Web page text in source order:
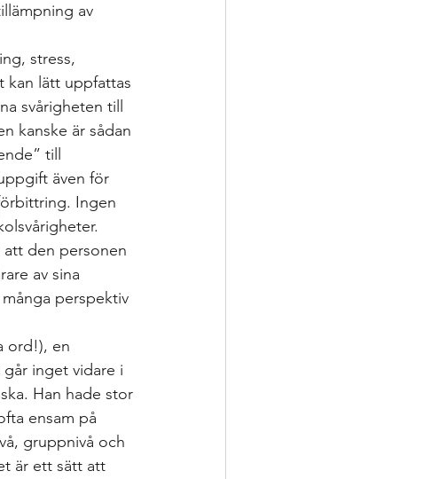
av
stress,
kan lätt uppfattas
svårigheten till
kanske är sådan
till
även för
Ingen
att den personen
av sina
perspektiv
ord!), en
inget vidare i
Han hade stor
ensam på
gruppnivå och
är ett sätt att